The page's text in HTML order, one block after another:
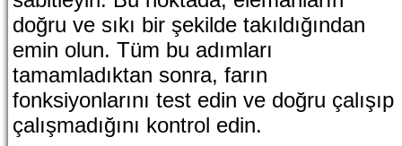
doğru ve sıkı bir şekilde takıldığından
emin olun. Tüm bu adımları
tamamladıktan sonra, farın
fonksiyonlarını test edin ve doğru çalışıp
çalışmadığını kontrol edin.